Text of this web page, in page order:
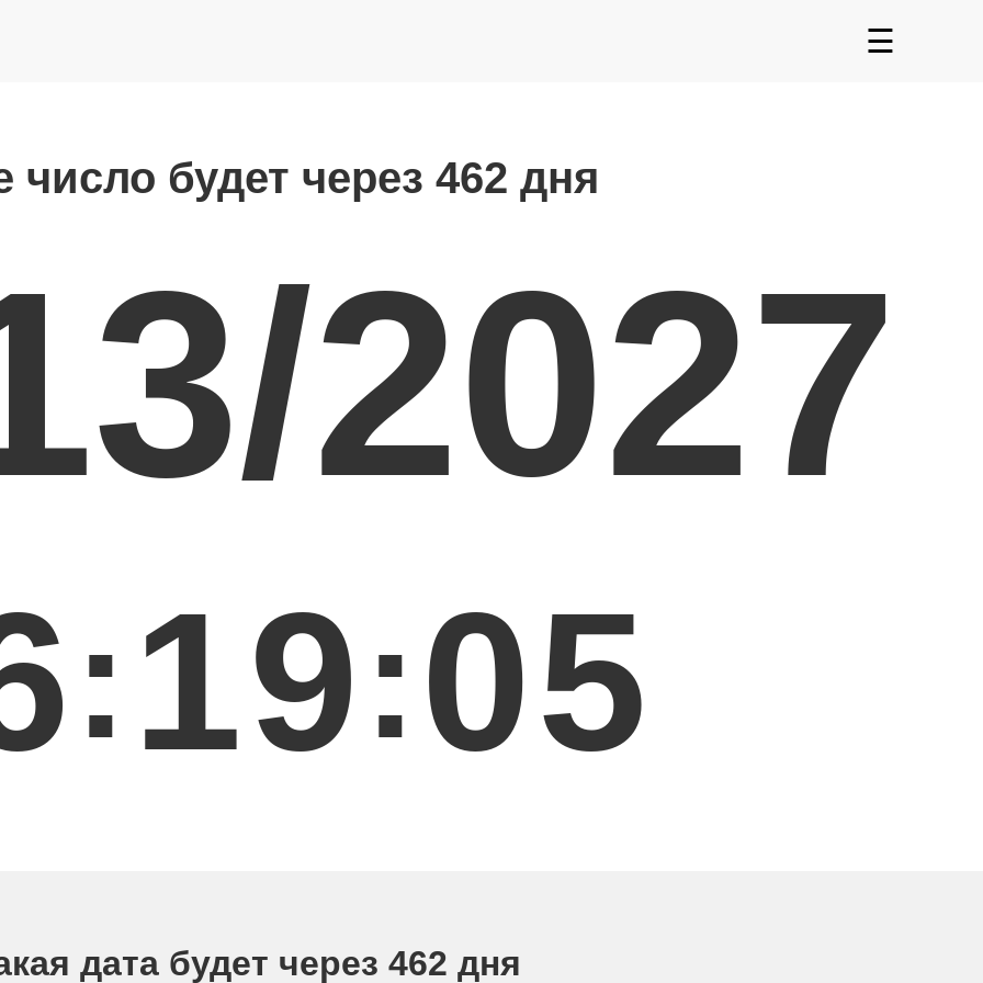
☰
число будет через 462 дня
2027
:19:06
дата будет через 462 дня